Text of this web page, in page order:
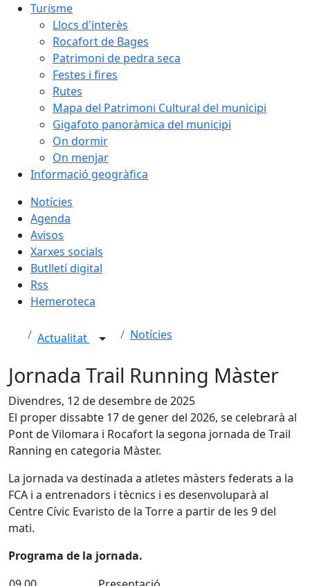
Turisme
Llocs d'interès
Rocafort de Bages
Patrimoni de pedra seca
Festes i fires
Rutes
Mapa del Patrimoni Cultural del municipi
Gigafoto panoràmica del municipi
On dormir
On menjar
Informació geogràfica
Notícies
Agenda
Avisos
Xarxes socials
Butlletí digital
Rss
Hemeroteca
Actualitat Notícies
Jornada Trail Running Màster
Divendres, 12 de desembre de 2025
El proper dissabte 17 de gener del 2026, se celebrarà al
Pont de Vilomara i Rocafort la segona jornada de Trail
Ranning en categoria Màster.
La jornada va destinada a atletes màsters federats a la
FCA i a entrenadors i tècnics i es desenvoluparà al
Centre Cívic Evaristo de la Torre a partir de les 9 del
mati.
Programa de la jornada.